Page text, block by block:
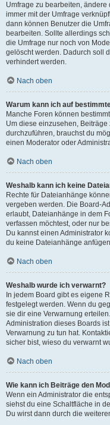
Umfrage zu bearbeiten,
immer mit der Umfrage
dann können Benutzer die
bearbeiten. Sollte allerdings
die Umfrage nur noch von
gelöscht werden. Dadurch soll
verhindert werden.
Nach oben
Warum kann ich auf
Manche Foren können
Um diese einzusehen,
durchzuführen, brauchst du
einen Moderator oder
Nach oben
Weshalb kann ich keine
Rechte für Dateianhänge
vergeben werden. Die Board-
erlaubt, Dateianhänge in dem
verfassen möchtest, oder nur
Du kannst einen Administrator
du keine Dateianhänge
Nach oben
Weshalb wurde ich verwarnt?
In jedem Board gibt es eigene
festgelegt werden. Wenn du
sie dir eine Verwarnung
Administration dieses Boards
Verwarnung zu tun hat.
sicher bist, wieso du verwarnt
Nach oben
Wie kann ich Beiträge den
Wenn ein Administrator die
siehst du eine Schaltfläche in
Du wirst dann durch die